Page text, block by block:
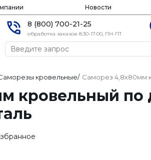
Новости
8 (800) 700-21-25
обработка заказов 8:30-17:00, ПН-ПТ
кровельные/ Саморез 4,8х80мм
кровельный по